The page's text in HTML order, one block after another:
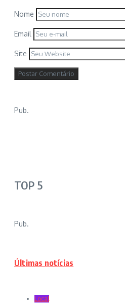
Nome
Email
Site
Pub.
TOP 5
Pub.
Últimas notícias
Local